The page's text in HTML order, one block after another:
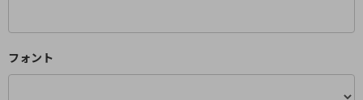
フォント